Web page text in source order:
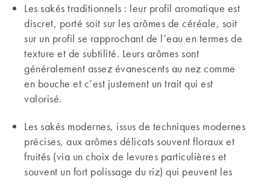
Les sakés traditionnels : leur profil aromatique est
discret, porté soit sur les arômes de céréale, soit
sur un profil se rapprochant de l’eau en termes de
texture et de subtilité. Leurs arômes sont
généralement assez évanescents au nez comme
en bouche et c’est justement un trait qui est
valorisé.
Les sakés modernes, issus de techniques modernes
précises, aux arômes délicats souvent floraux et
fruités (via un choix de levures particulières et
souvent un fort polissage du riz) qui peuvent les